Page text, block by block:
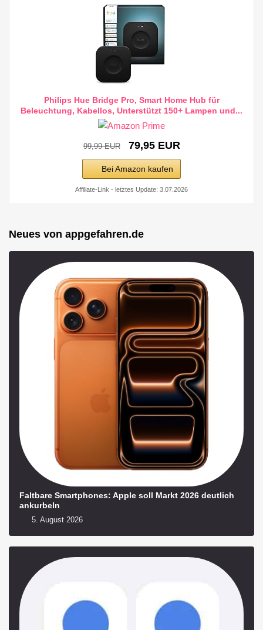
Philips Hue Bridge Pro, Smart Home Hub für
Beleuchtung, Kabellos, Unterstützt 150+ Lampen und...
99,99 EUR 79,95 EUR
Bei Amazon kaufen
Affiliate-Link - letztes Update: 3.07.2026
Neues von appgefahren.de
Faltbare Smartphones: Apple soll Markt 2026 deutlich
ankurbeln
5. August 2026